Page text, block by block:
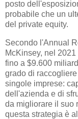
posto
probabile che un
del private equity.
Secondo l'Annual
McKinsey, nel
fino a $9.600
grado di
singole imprese:
dell'azienda e di
da migliorare il suo
questa strategia è